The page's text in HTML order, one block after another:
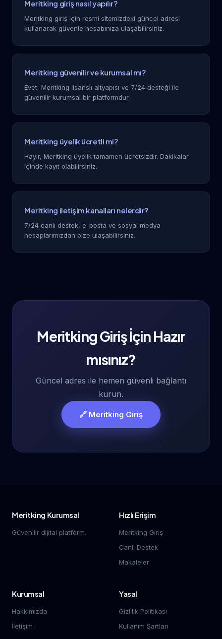
Meritking giriş nasıl yapılır?
Meritking giriş için resmi sitemizdeki güncel adresi
kullanarak güvenle hesabınıza ulaşabilirsiniz.
Meritking güvenilir ve kurumsal mı?
Evet, Meritking lisanslı altyapısı ve 7/24 desteği ile
güvenilir kurumsal bir platformdur.
Meritking üyelik ücretli mi?
Hayır, Meritking üyelik tamamen ücretsizdir. Dakikalar
içinde kayıt olabilirsiniz.
Meritking iletişim kanalları nelerdir?
7/24 canlı destek, e-posta ve sosyal medya
hesaplarımızdan bize ulaşabilirsiniz.
Meritking Giriş İçin Hazır
mısınız?
Güncel adres ile hemen güvenli bağlantı
kurun.
🔗 Meritking Giriş
Meritking Kurumsal
Güvenilir dijital platform.
Hızlı Erişim
Meritking Giriş
Canlı Destek
Makaleler
Kurumsal
Hakkımızda
İletişim
Yasal
Gizlilik Politikası
Kullanım Şartları